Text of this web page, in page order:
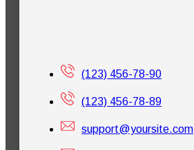
(123) 456-78-90
(123) 456-78-89
support@yoursite.com